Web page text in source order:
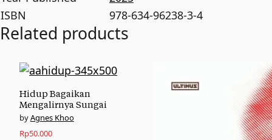
ISBN
978-634-96238-3-4
Related products
Hidup Bagaikan
Mengalirnya Sungai
Agnes Khoo
Rp50.000